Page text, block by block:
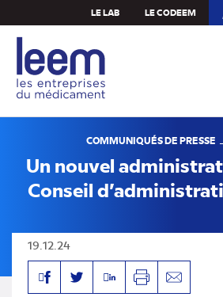
au
contenu
principal
LE LAB LE CODEEM
COMMUNIQUÉS DE PRESSE -
Un nouvel
Conseil
19.12.24
FacebookTwitterLinkedinImprimerEnvoyer